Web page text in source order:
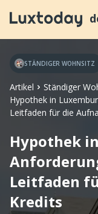
Artikel
Ständiger
Hypothek in
Leitfaden für die
STÄNDIGER WOHNSITZ
Hypothek
Leitfaden
Kredits